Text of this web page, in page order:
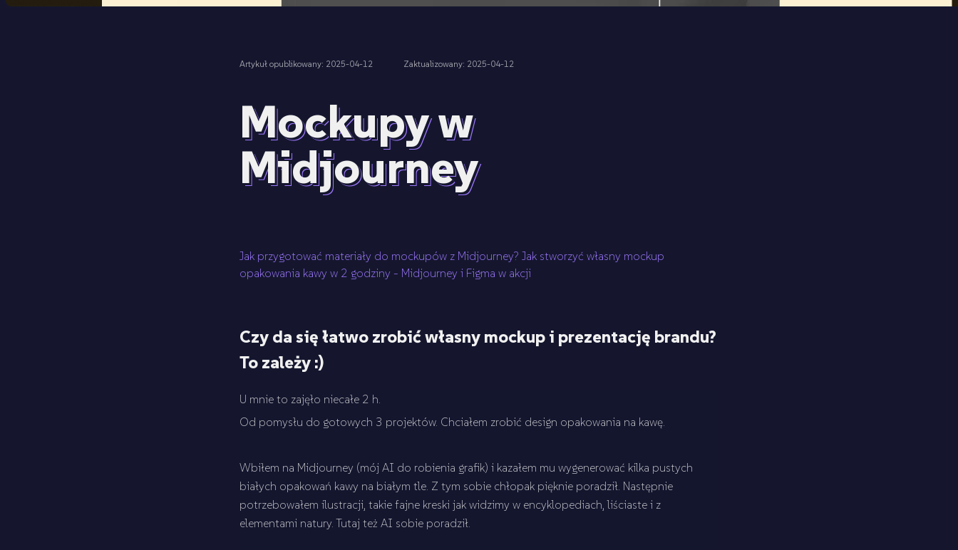
Artykuł opublikowany: 2025-04-12 Zaktualizowany: 2025-04-12
Mockupy w
Midjourney
Jak przygotować materiały do mockupów z Midjourney? Jak stworzyć własny mockup
opakowania kawy w 2 godziny - Midjourney i Figma w akcji
Czy da się łatwo zrobić własny mockup i prezentację brandu?
To zależy :)
U mnie to zajęło niecałe 2 h.
Od pomysłu do gotowych 3 projektów. Chciałem zrobić design opakowania na kawę.
Wbiłem na Midjourney (mój AI do robienia grafik) i kazałem mu wygenerować kilka pustych
białych opakowań kawy na białym tle. Z tym sobie chłopak pięknie poradził. Następnie
potrzebowałem ilustracji, takie fajne kreski jak widzimy w encyklopediach, liściaste i z
elementami natury. Tutaj też AI sobie poradził.